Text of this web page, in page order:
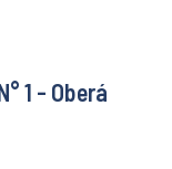
1 - Oberá